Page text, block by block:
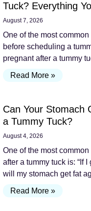
Tuck? Everything
August 7, 2026
One of the most
before scheduling a
pregnant after a tummy
Read More »
Can Your Stomach
a Tummy Tuck?
August 4, 2026
One of the most
after a tummy tuck is: “If
will my stomach get fat
Read More »